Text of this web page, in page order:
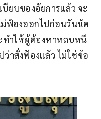
บียบของอัยการแล้ว จะ
ฟ้องออกไปก่อนวันนัด
ทำให้ผู้ต้องหาหลบหนี
าสั่งฟ้องแล้ว ไม่ใช่ข้อ